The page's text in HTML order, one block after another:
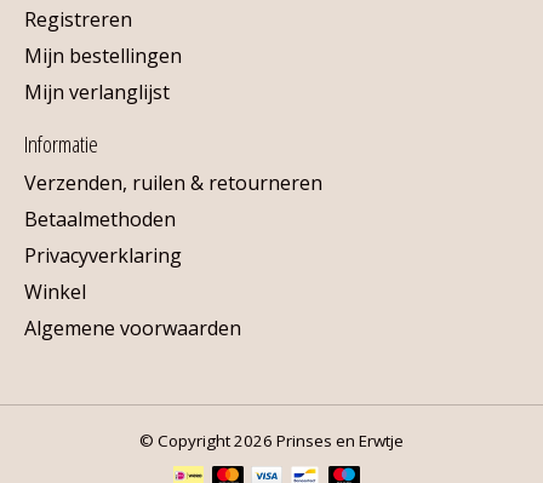
Registreren
Mijn bestellingen
Mijn verlanglijst
Informatie
Verzenden, ruilen & retourneren
Betaalmethoden
Privacyverklaring
Winkel
Algemene voorwaarden
© Copyright 2026 Prinses en Erwtje